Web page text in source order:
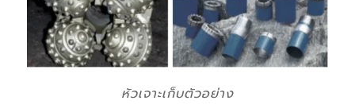
หัวเจาะเก็บตัวอย่าง